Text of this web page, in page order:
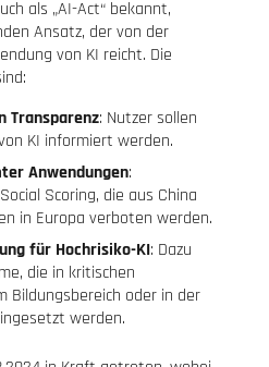
als „AI-Act“ bekannt,
Ansatz, der von der
von KI reicht. Die
Transparenz: Nutzer sollen
KI informiert werden.
Anwendungen:
Scoring, die aus China
in Europa verboten werden.
für Hochrisiko-KI: Dazu
die in kritischen
Bildungsbereich oder in der
werden.